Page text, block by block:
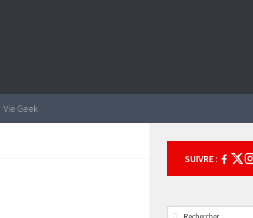
Vie Geek
SUIVRE :
Rechercher :